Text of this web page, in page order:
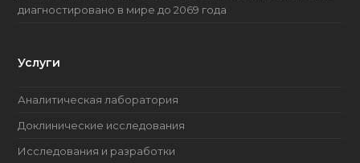
диагностировано в мире до 2069 года
Услуги
Аналитическая лаборатория
Доклинические исследования
Исследования и разработки